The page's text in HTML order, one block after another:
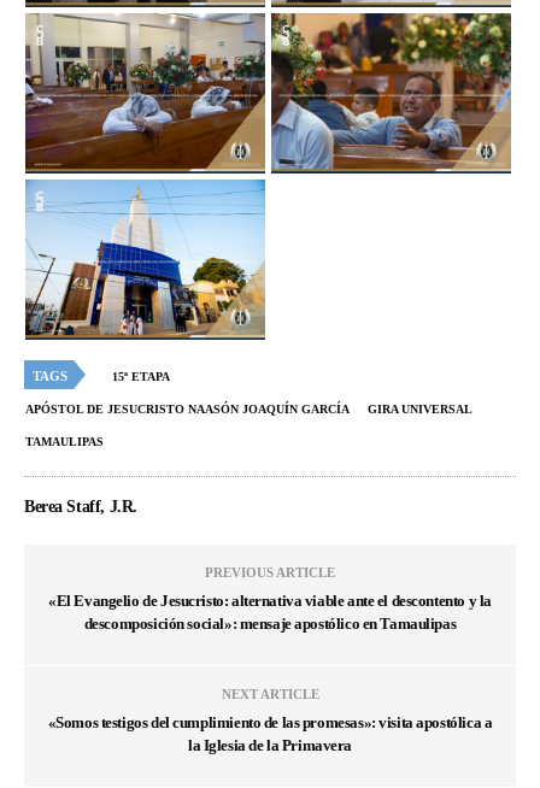
TAGS 15ª ETAPA
APÓSTOL DE JESUCRISTO NAASÓN JOAQUÍN GARCÍA GIRA UNIVERSAL
TAMAULIPAS
Berea Staff, J.R.
PREVIOUS ARTICLE
«El Evangelio de Jesucristo: alternativa viable ante el descontento y la
descomposición social»: mensaje apostólico en Tamaulipas
NEXT ARTICLE
«Somos testigos del cumplimiento de las promesas»: visita apostólica a
la Iglesia de la Primavera